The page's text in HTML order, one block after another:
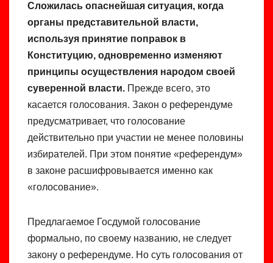
Сложилась опаснейшая ситуация, когда
органы представительной власти,
используя принятие поправок в
Конституцию, одновременно изменяют
принципы осуществления народом своей
суверенной власти. Прежде всего, это
касается голосования. Закон о референдуме
предусматривает, что голосование
действительно при участии не менее половины
избирателей. При этом понятие «референдум»
в законе расшифровывается именно как
«голосование».
Предлагаемое Госдумой голосование
формально, по своему названию, не следует
закону о референдуме. Но суть голосования от